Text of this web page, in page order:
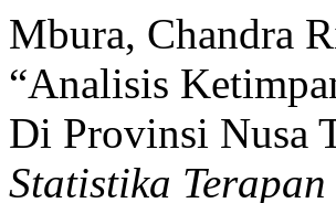
Mbura, Chandra
“Analisis
Di Provinsi Nusa
Statistika